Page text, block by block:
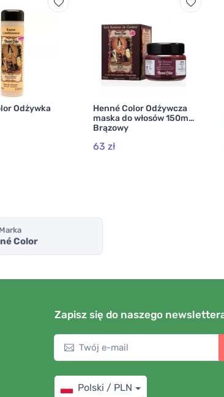
Odżywka
Henné Color Odżywcza
maska do włosów 150ml
Brązowy
63 zł
Marka
Color
Zapisz się do naszego
Polski / PLN